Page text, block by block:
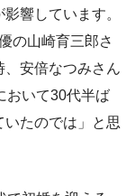
響しています。
の山崎育三郎さ
、安倍なつみさん
おいて30代半ば
いたのでは」と思